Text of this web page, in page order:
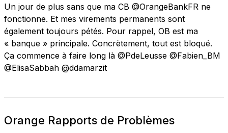
Un jour de plus sans que ma CB @OrangeBankFR ne
fonctionne. Et mes virements permanents sont
également toujours pétés. Pour rappel, OB est ma
« banque » principale. Concrètement, tout est bloqué.
Ça commence à faire long là @PdeLeusse @Fabien_BM
@ElisaSabbah @ddamarzit
Orange Rapports de Problèmes